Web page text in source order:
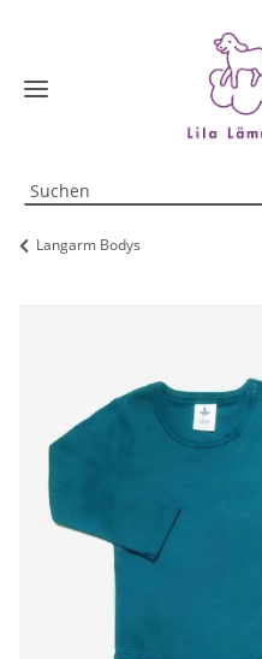
Langarm Bodys